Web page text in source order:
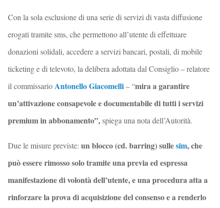
Con la sola esclusione di una serie di servizi di vasta diffusione
erogati tramite sms, che permettono all’utente di effettuare
donazioni solidali, accedere a servizi bancari, postali, di mobile
ticketing e di televoto, la delibera adottata dal Consiglio – relatore
il commissarioAntonello Giacomelli– “mira a garantire
un’attivazione consapevole e documentabile di tutti i servizi
premium in abbonamento”,spiega una nota dell’Autorità.
Due le misure previste: un blocco (cd. barring) sullesim, che
può essere rimosso solo tramite una previa ed espressa
manifestazione di volontà dell’utente, e una procedura atta a
rinforzare la prova di acquisizione del consenso e a renderlo